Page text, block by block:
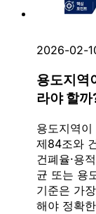
2026-02-
용도지역
라야 할까
용도지역
제84조와
건폐율·용
균 또는 용
기준은 가
해야 정확